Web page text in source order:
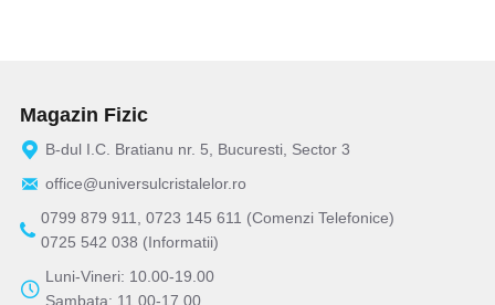
Magazin Fizic
B-dul I.C. Bratianu nr. 5, Bucuresti, Sector 3
office@universulcristalelor.ro
0799 879 911, 0723 145 611 (Comenzi Telefonice)
0725 542 038 (Informatii)
Luni-Vineri: 10.00-19.00
Sambata: 11.00-17.00